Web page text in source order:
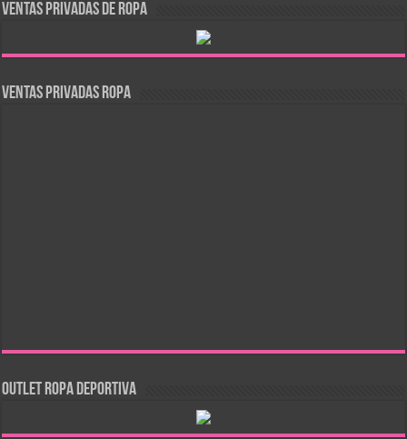
VENTAS PRIVADAS DE ROPA
Ventas Privadas Ropa
OUTLET ROPA DEPORTIVA